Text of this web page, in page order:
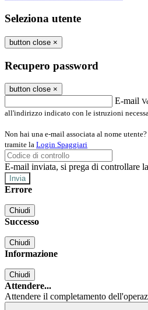
Seleziona utente
button close ×
Recupero password
button close ×
E-mail
all'indirizzo indicato con le istruzioni
Non hai una e-mail associata al nome
tramite la Login Spaggiari
E-mail inviata, si prega di controllare
Errore
Chiudi
Successo
Chiudi
Informazione
Chiudi
Attendere...
Attendere il completamento